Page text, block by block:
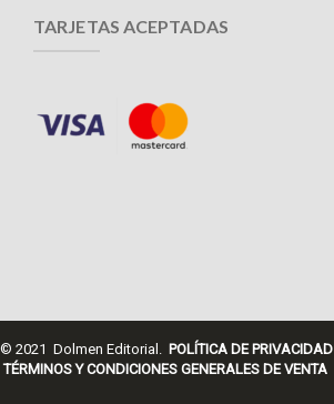
TARJETAS ACEPTADAS
© 2021 Dolmen Editorial. POLÍTICA DE PRIVACIDAD
TÉRMINOS Y CONDICIONES GENERALES DE VENTA